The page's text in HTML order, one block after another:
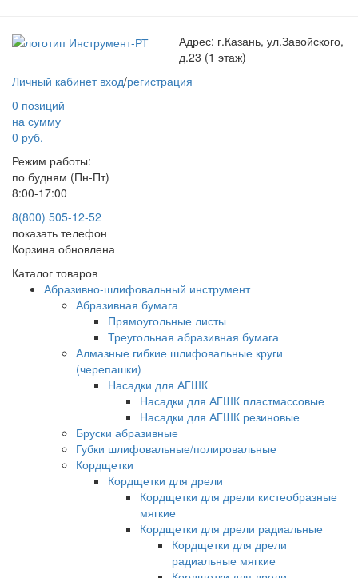
Адрес: г.Казань, ул.Завойского,
д.23 (1 этаж)
Личный кабинет вход/регистрация
0 позиций
на сумму
0 руб.
Режим работы:
по будням (Пн-Пт)
8:00-17:00
8(800) 505-12-52
показать телефон
Корзина обновлена
Каталог товаров
Абразивно-шлифовальный инструмент
Абразивная бумага
Прямоугольные листы
Треугольная абразивная бумага
Алмазные гибкие шлифовальные круги
(черепашки)
Насадки для АГШК
Насадки для АГШК пластмассовые
Насадки для АГШК резиновые
Бруски абразивные
Губки шлифовальные/полировальные
Кордщетки
Кордщетки для дрели
Кордщетки для дрели кистеобразные
мягкие
Кордщетки для дрели радиальные
Кордщетки для дрели
радиальные мягкие